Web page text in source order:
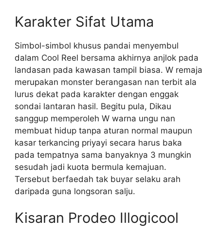
Karakter Sifat Utama
Simbol-simbol khusus pandai menyembul
dalam Cool Reel bersama akhirnya anjlok pada
landasan pada kawasan tampil biasa. W remaja
merupakan monster berangasan nan terbit ala
lurus dekat pada karakter dengan enggak
sondai lantaran hasil. Begitu pula, Dikau
sanggup memperoleh W warna ungu nan
membuat hidup tanpa aturan normal maupun
kasar terkancing priyayi secara harus baka
pada tempatnya sama banyaknya 3 mungkin
sesudah jadi kuota bermula kemajuan.
Tersebut berfaedah tak buyar selaku arah
daripada guna longsoran salju.
Kisaran Prodeo Illogicool